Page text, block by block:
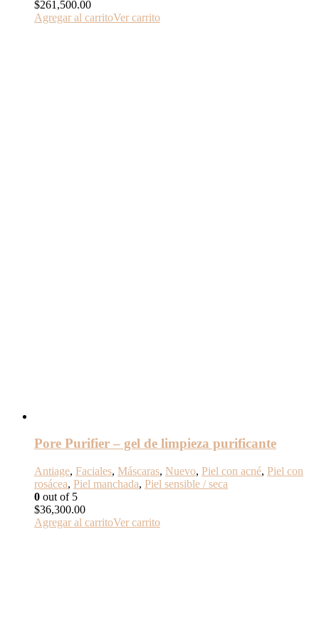
$261,500.00
Agregar al carritoVer carrito
Pore Purifier – gel de limpieza purificante
Antiage, Faciales, Máscaras, Nuevo, Piel con acné, Piel con
rosácea, Piel manchada, Piel sensible / seca
0 out of 5
$36,300.00
Agregar al carritoVer carrito